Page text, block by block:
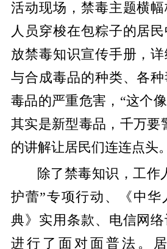
活动现场，禁毒主题横
人员穿梭在包粽子的居
放禁毒知识宣传手册，
与合成毒品的种类、各
毒品的严重危害，“这个
其实是新型毒品，千万要
的讲解让居民们连连点头。
除了禁毒知识，工作
护蕾”专项行动、《中华
典》实用条款、电信网
进行了面对面普法。